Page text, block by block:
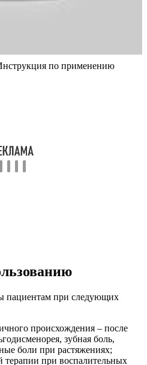
по применению
пациентам при следующих
происхождения – после
зубная боль,
боли при растяжениях;
терапии при воспалительных